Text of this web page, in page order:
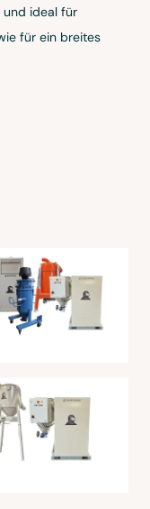
und ideal für
für ein breites